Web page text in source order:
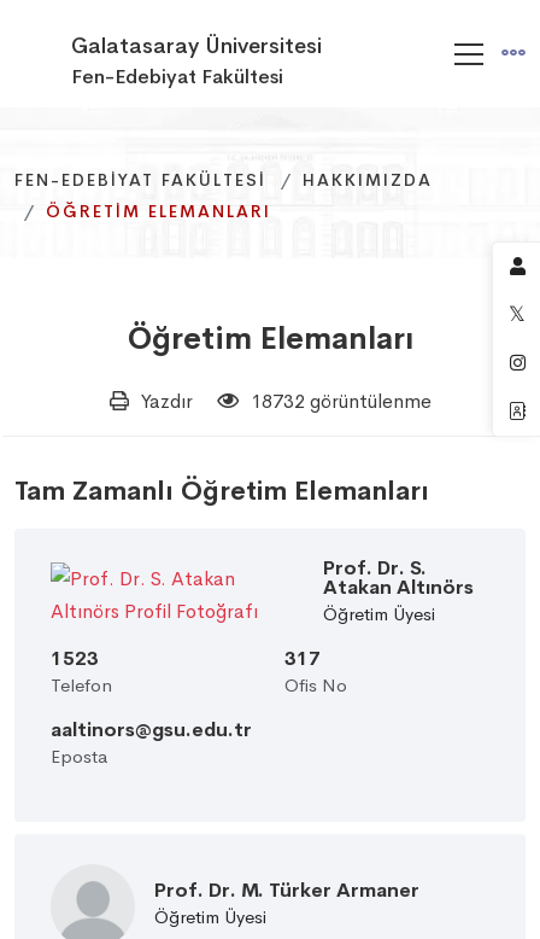
Galatasaray Üniversitesi
Fen-Edebiyat Fakültesi
FEN-EDEBIYAT FAKÜLTESI
HAKKIMIZDA
ÖĞRETIM ELEMANLARI
FEN-EDEBIYAT FAKÜLTESI
HAKKIMIZDA
ÖĞRETIM ELEMANLARI
FEN-EDEBIYAT FAKÜLTESI
HAKKIMIZDA
ÖĞRETIM ELEMANLARI
Öğretim Elemanları
Yazdır 18732 görüntülenme
Tam Zamanlı Öğretim Elemanları
Prof. Dr. S.
Atakan Altınörs
Öğretim Üyesi
1523
Telefon
317
Ofis No
aaltinors@gsu.edu.tr
Eposta
Prof. Dr. M. Türker Armaner
Öğretim Üyesi